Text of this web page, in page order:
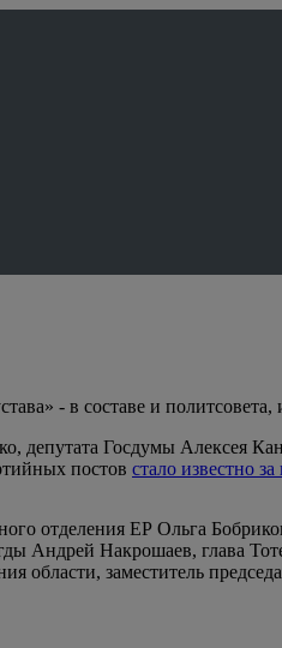
- в составе и политсовета,
депутата Госдумы Алексея
постов стало известно
отделения ЕР Ольга
Андрей Накрошаев, глава
области, заместитель